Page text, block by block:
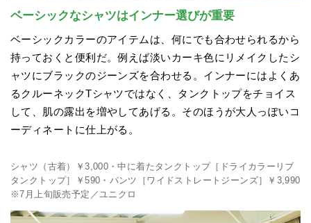
ベーシックなシャツはインナー選びが重要
ベーシックカラーのアイテムは、何にでも合わせられるから
持っておくと便利だ。例えば淡いカーキ色にリメイクしたシ
ャツにブラックのジーンズを合わせる。インナーにはよくあ
るクルーネックTシャツではなく、タンクトップをチョイス
して、肌の露出を増やしてあげる。そのほうが大人っぽいコ
ーディネートに仕上がる。
シャツ（古着）￥3,000・中に着たタンクトップ［ドライカラーリブ
タンクトップ］￥590・パンツ［ワイドストレートジーンズ］￥3,990
※7月上旬販売予定／ユニクロ